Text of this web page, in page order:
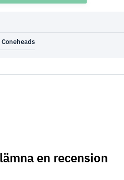
Coneheads
en recension